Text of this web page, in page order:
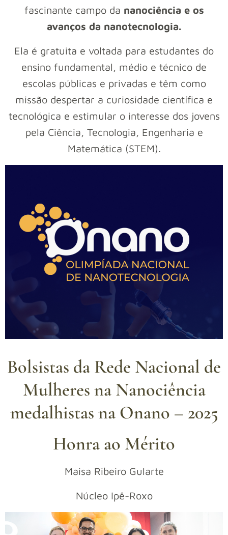
fascinante campo da nanociência e os
avanços da nanotecnologia.
Ela é gratuita e voltada para estudantes do
ensino fundamental, médio e técnico de
escolas públicas e privadas e têm como
missão despertar a curiosidade científica e
tecnológica e estimular o interesse dos jovens
pela Ciência, Tecnologia, Engenharia e
Matemática (STEM).
Bolsistas da Rede Nacional de
Mulheres na Nanociência
medalhistas na Onano – 2025
Honra ao Mérito
Maisa Ribeiro Gularte
Núcleo Ipê-Roxo